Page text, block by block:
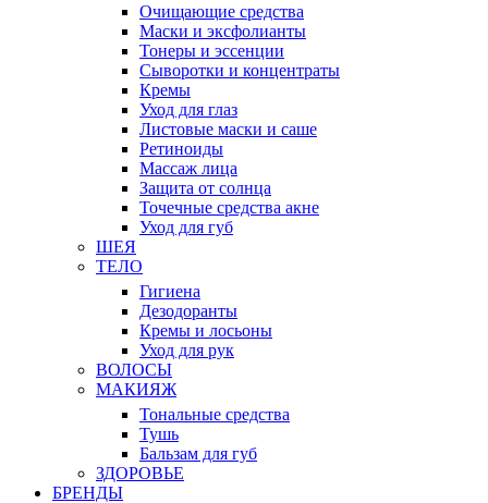
Очищающие средства
Маски и эксфолианты
Тонеры и эссенции
Сыворотки и концентраты
Кремы
Уход для глаз
Листовые маски и саше
Ретиноиды
Массаж лица
Защита от солнца
Точечные средства акне
Уход для губ
ШЕЯ
ТЕЛО
Гигиена
Дезодоранты
Кремы и лосьоны
Уход для рук
ВОЛОСЫ
МАКИЯЖ
Тональные средства
Тушь
Бальзам для губ
ЗДОРОВЬЕ
БРЕНДЫ